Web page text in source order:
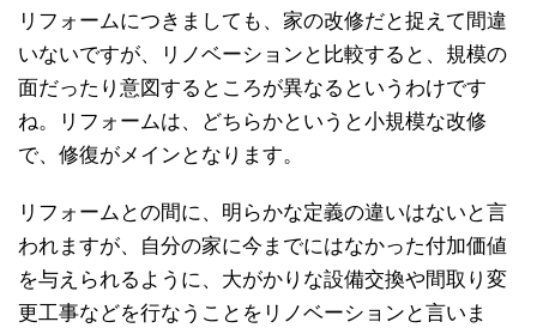
リフォームにつきましても、家の改修だと捉えて間違
いないですが、リノベーションと比較すると、規模の
面だったり意図するところが異なるというわけです
ね。リフォームは、どちらかというと小規模な改修
で、修復がメインとなります。
リフォームとの間に、明らかな定義の違いはないと言
われますが、自分の家に今までにはなかった付加価値
を与えられるように、大がかりな設備交換や間取り変
更工事などを行なうことをリノベーションと言いま